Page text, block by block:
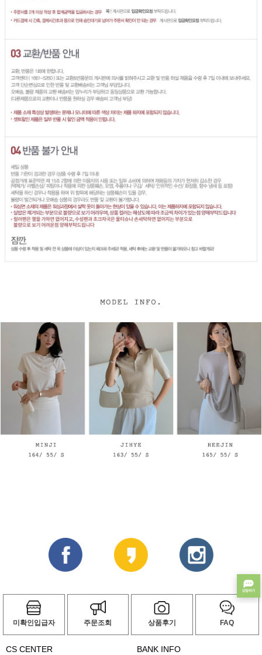
미확인입급자 주문조회 상품후기 FAQ
CS CENTER BANK INFO